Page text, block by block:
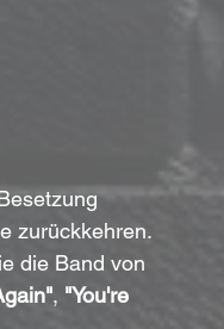
zurückkehren.
die Band von
, "You're